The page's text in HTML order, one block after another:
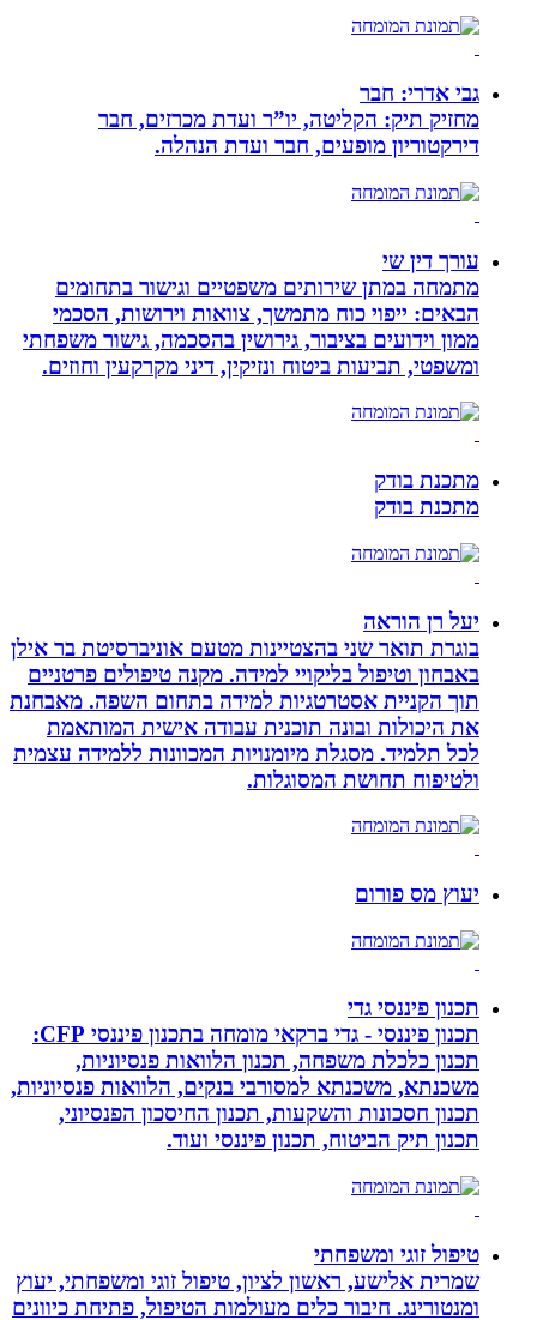
גבי אדרי: חבר
מחזיק תיק: הקליטה, יו”ר ועדת מכרזים, חבר
דירקטוריון מופעים, חבר ועדת הנהלה.
עורך דין שי
מתמחה במתן שירותים משפטיים וגישור בתחומים
הבאים: ייפוי כוח מתמשך, צוואות וירושות, הסכמי
ממון וידועים בציבור, גירושין בהסכמה, גישור משפחתי
ומשפטי, תביעות ביטוח ונזיקין, דיני מקרקעין וחוזים.
מתכנת בודק
מתכנת בודק
יעל רן הוראה
בוגרת תואר שני בהצטיינות מטעם אוניברסיטת בר אילן
באבחון וטיפול בליקויי למידה. מקנה טיפולים פרטניים
תוך הקניית אסטרטגיות למידה בתחום השפה. מאבחנת
את היכולות ובונה תוכנית עבודה אישית המותאמת
לכל תלמיד. מסגלת מיומנויות המכוונות ללמידה עצמית
ולטיפוח תחושת המסוגלות.
יעוץ מס פורום
תכנון פיננסי גדי
תכנון פיננסי - גדי ברקאי מומחה בתכנון פיננסי CFP:
תכנון כלכלת משפחה, תכנון הלוואות פנסיוניות,
משכנתא, משכנתא למסורבי בנקים, הלוואות פנסיוניות,
תכנון חסכונות והשקעות, תכנון החיסכון הפנסיוני,
תכנון תיק הביטוח, תכנון פיננסי ועוד.
טיפול זוגי ומשפחתי
שמרית אלישע, ראשון לציון, טיפול זוגי ומשפחתי, יעוץ
ומנטורינג. חיבור כלים מעולמות הטיפול, פתיחת כיוונים